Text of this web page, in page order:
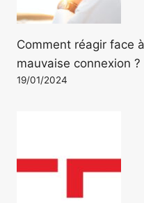
Comment réagir face
mauvaise connexion ?
19/01/2024